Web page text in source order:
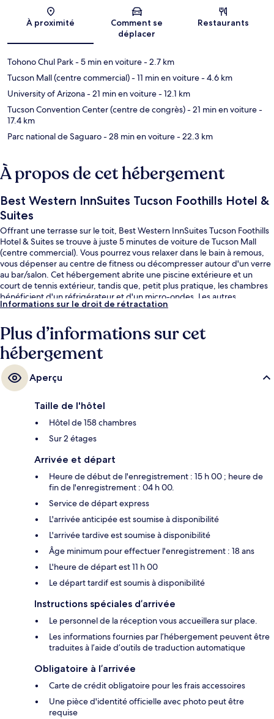
Carte
À proximité
Comment se
déplacer
Restaurants
Tohono Chul Park- 5 min en voiture- 2.7 km
Tucson Mall (centre commercial)- 11 min en voiture- 4.6 km
University of Arizona- 21 min en voiture- 12.1 km
Tucson Convention Center (centre de congrès)- 21 min en voiture-
17.4 km
Parc national de Saguaro- 28 min en voiture- 22.3 km
À propos de cet hébergement
Best Western InnSuites Tucson Foothills Hotel &
Suites
Offrant une terrasse sur le toit, Best Western InnSuites Tucson Foothills
Hotel & Suites se trouve à juste 5 minutes de voiture de Tucson Mall
(centre commercial). Vous pourrez vous relaxer dans le bain à remous,
vous dépenser au centre de fitness ou décompresser autour d'un verre
au bar/salon. Cet hébergement abrite une piscine extérieure et un
court de tennis extérieur, tandis que, petit plus pratique, les chambres
bénéficient d'un réfrigérateur et d'un micro-ondes. Les autres
voyageurs ne tarissent pas d'éloges en ce qui concerne le personnel
Informations sur le droit de rétractation
Plus d’informations sur cet
hébergement
Aperçu
Taille de l'hôtel
Hôtel de 158 chambres
Sur 2 étages
Arrivée et départ
Heure de début de l'enregistrement : 15 h 00 ; heure de
fin de l'enregistrement : 04 h 00.
Service de départ express
L'arrivée anticipée est soumise à disponibilité
L'arrivée tardive est soumise à disponibilité
Âge minimum pour effectuer l'enregistrement : 18 ans
L'heure de départ est 11 h 00
Le départ tardif est soumis à disponibilité
Instructions spéciales d’arrivée
Le personnel de la réception vous accueillera sur place.
Les informations fournies par l’hébergement peuvent être
traduites à l’aide d’outils de traduction automatique
Obligatoire à l’arrivée
Carte de crédit obligatoire pour les frais accessoires
Une pièce d'identité officielle avec photo peut être
requise